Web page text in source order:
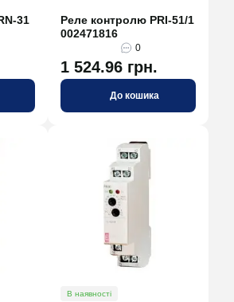
31
Реле контролю PRI-51/1
002471816
0
1 524.96 грн.
До кошика
В наявності